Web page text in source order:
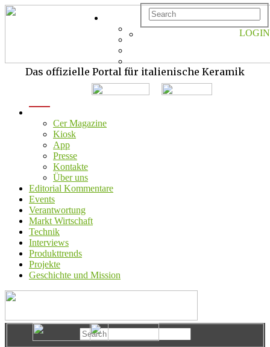
Das offizielle Portal für italienische Keramik
Cer Magazine
Kiosk
App
Presse
Kontakte
Über uns
Editorial Kommentare
Events
Verantwortung
Markt Wirtschaft
Technik
Interviews
Produkttrends
Projekte
Geschichte und Mission
LOGIN